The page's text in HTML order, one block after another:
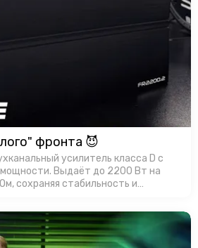
фронта 😈
усилитель класса D с
мощности. Выдаёт до 2200 Вт на
сохраняя стабильность и
…